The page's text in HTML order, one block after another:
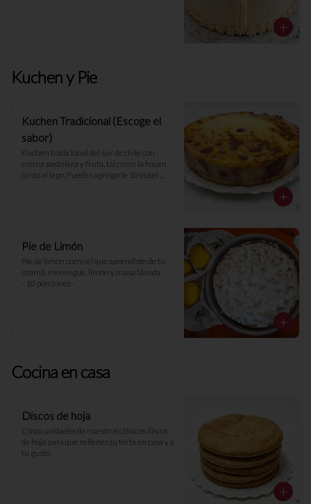
Kuchen y Pie
Kuchen Tradicional (Escoge el
sabor)
Kuchen tradicional del sur de chile con
crema pastelera y fruta, tal como la hacen
junto al lago. Puedes agregarle Streusel
Pie de Limón
Pie de limón como el que aprendiste de tu
mamá, merengue, limón y masa blanda.
- 10 porciones -
Cocina en casa
Discos de hoja
Cinco unidades de nuestros clásicos discos
de hoja para que rellenes tu torta en casa y a
tu gusto.